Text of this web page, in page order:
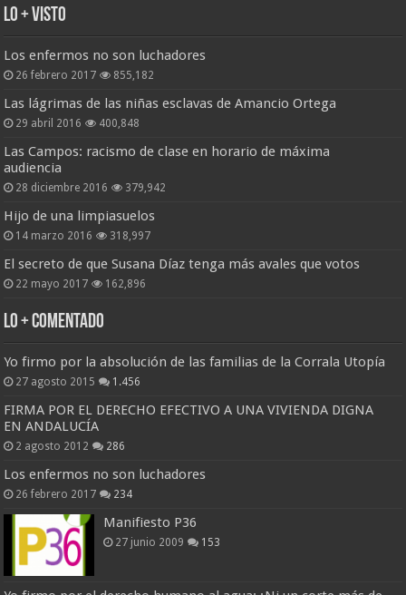
Lo + Visto
Los enfermos no son luchadores
26 febrero 2017 855,182
Las lágrimas de las niñas esclavas de Amancio Ortega
29 abril 2016 400,848
Las Campos: racismo de clase en horario de máxima
audiencia
28 diciembre 2016 379,942
Hijo de una limpiasuelos
14 marzo 2016 318,997
El secreto de que Susana Díaz tenga más avales que votos
22 mayo 2017 162,896
Lo + Comentado
Yo firmo por la absolución de las familias de la Corrala Utopía
27 agosto 2015 1.456
FIRMA POR EL DERECHO EFECTIVO A UNA VIVIENDA DIGNA
EN ANDALUCÍA
2 agosto 2012 286
Los enfermos no son luchadores
26 febrero 2017 234
Manifiesto P36
27 junio 2009 153